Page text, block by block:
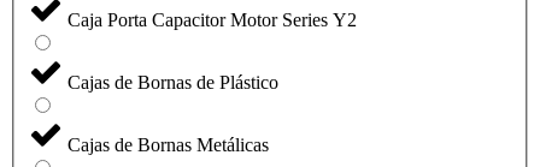
Caja Porta Capacitor Motor Series Y2
Cajas de Bornas de Plástico
Cajas de Bornas Metálicas